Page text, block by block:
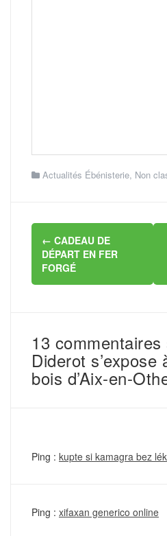
Actualités Ébénisterie, Non
Navigation
d'article
← CADEAU DE
DÉPART EN FER
FORGÉ
13 commentaires
Diderot s’expose
bois d’Aix-en-
Ping : kupte si kamagra bez
Ping : xifaxan generico online